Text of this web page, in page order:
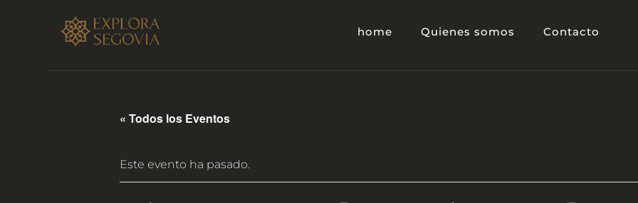
home Quienes somos Contacto
« Todos los Eventos
Este evento ha pasado.